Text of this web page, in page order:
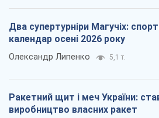
Два супертурніри Магучіх:
календар осені 2026 року
Олександр Липенко 5,1 т.
Ракетний щит і меч України:
виробництво власних ракет